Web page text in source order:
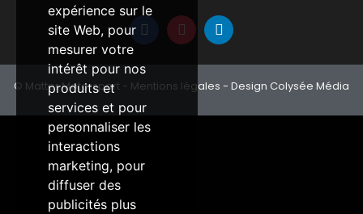
expérience sur le
site Web, pour
mesurer votre
intérêt pour nos
produits et
services et pour
personnaliser les
interactions
marketing, pour
diffuser des
publicités plus
© Matter Motorsport - Mentions légales - Design Colysée Média